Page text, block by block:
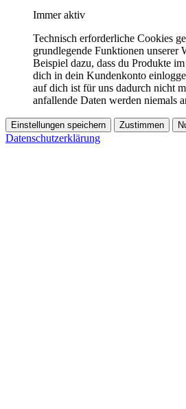
Immer aktiv
Technisch erforderliche Cookies
grundlegende Funktionen unserer
Beispiel dazu, dass du Produkte
dich in dein Kundenkonto
auf dich ist für uns dadurch nicht
anfallende Daten werden niemals
Einstellungen speichern Zustimmen
Datenschutzerklärung